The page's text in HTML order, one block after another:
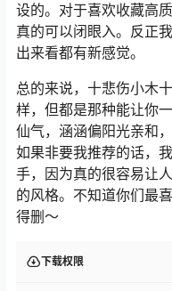
设的。对于喜欢收藏高
真的可以闭眼入。反正
出来看都有新感觉。
总的来说，十悲伤小木
样，但都是那种能让你
仙气，涵涵偏阳光亲和
如果非要我推荐的话，
手，因为真的很容易让
的风格。不知道你们最
得删～
下载权限